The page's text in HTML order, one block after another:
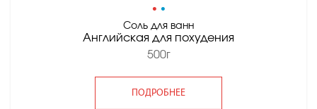
• •
Соль для ванн
Английская для похудения
500г
ПОДРОБНЕЕ